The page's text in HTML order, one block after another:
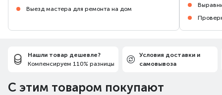
Выезд мастера для ремонта на дом
Нашли товар дешевле?
Компенсируем 110% разницы
Условия доставки и
самовывоза
С этим товаром покупают